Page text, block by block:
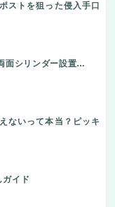
ストを狙った侵入手口
面シリンダー設置…
ないって本当？ピッキ
ガイド